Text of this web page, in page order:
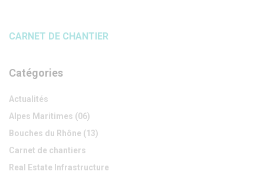
CARNET DE CHANTIER
Catégories
Actualités
Alpes Maritimes (06)
Bouches du Rhône (13)
Carnet de chantiers
Real Estate Infrastructure